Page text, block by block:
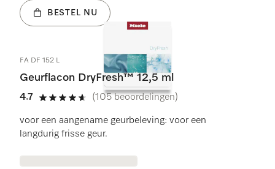
BESTEL NU
FA DF 152 L
Geurflacon DryFresh™ 12,5 ml
4.7
4.7 sterren op 5
(105 beoordelingen)
voor een aangename geurbeleving: voor een
langdurig frisse geur.